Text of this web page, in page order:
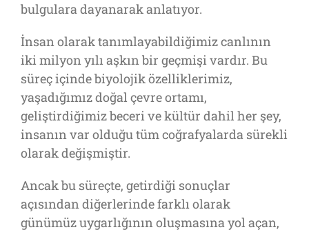
bulgulara dayanarak anlatıyor.
İnsan olarak tanımlayabildiğimiz canlının
iki milyon yılı aşkın bir geçmişi vardır. Bu
süreç içinde biyolojik özelliklerimiz,
yaşadığımız doğal çevre ortamı,
geliştirdiğimiz beceri ve kültür dahil her şey,
insanın var olduğu tüm coğrafyalarda sürekli
olarak değişmiştir.
Ancak bu süreçte, getirdiği sonuçlar
açısından diğerlerinde farklı olarak
günümüz uygarlığının oluşmasına yol açan,